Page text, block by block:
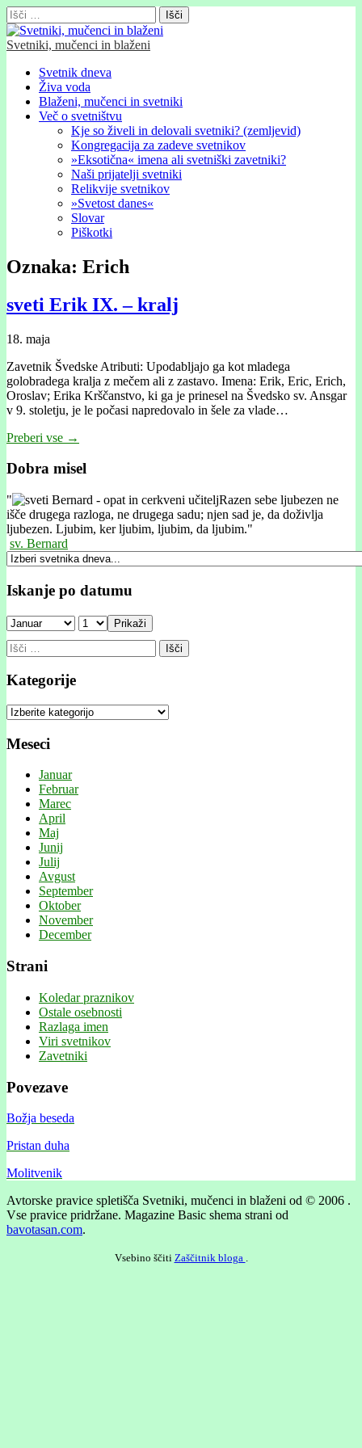
Išči:
Svetniki, mučenci in blaženi
Glavni
meni
Skip
content
Svetnik dneva
Živa voda
Blaženi, mučenci in svetniki
Več o svetništvu
Kje so živeli in delovali svetniki? (zemljevid)
Kongregacija za zadeve svetnikov
»Eksotična« imena ali svetniški zavetniki?
Naši prijatelji svetniki
Relikvije svetnikov
»Svetost danes«
Slovar
Piškotki
Oznaka: Erich
sveti Erik IX. – kralj
18. maja
Zavetnik Švedske Atributi: Upodabljajo ga kot mladega
golobradega kralja z mečem ali z zastavo. Imena: Erik, Eric, Erich,
Oroslav; Erika Krščanstvo, ki ga je prinesel na Švedsko sv. Ansgar
v 9. stoletju, je le počasi napredovalo in šele za vlade…
Preberi vse →
Dobra misel
"
Razen sebe ljubezen ne
išče drugega razloga, ne drugega sadu; njen sad je, da doživlja
ljubezen. Ljubim, ker ljubim, ljubim, da ljubim."
sv. Bernard
Iskanje po datumu
Prikaži
Išči:
Kategorije
Kategorije
Meseci
Januar
Februar
Marec
April
Maj
Junij
Julij
Avgust
September
Oktober
November
December
Strani
Koledar praznikov
Ostale osebnosti
Razlaga imen
Viri svetnikov
Zavetniki
Povezave
Božja beseda
Pristan duha
Molitvenik
Avtorske pravice spletišča Svetniki, mučenci in blaženi od © 2006 .
Vse pravice pridržane. Magazine Basic shema strani od
bavotasan.com.
Vsebino ščiti Zaščitnik bloga .